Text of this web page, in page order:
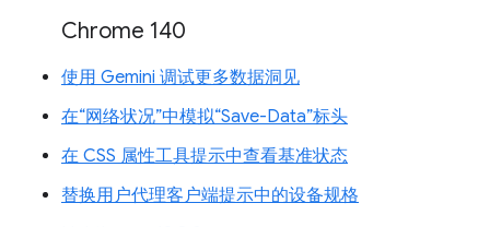
Chrome 140
使用 Gemini 调试更多数据洞见
在“网络状况”中模拟“Save-Data”标头
在 CSS 属性工具提示中查看基准状态
替换用户代理客户端提示中的设备规格